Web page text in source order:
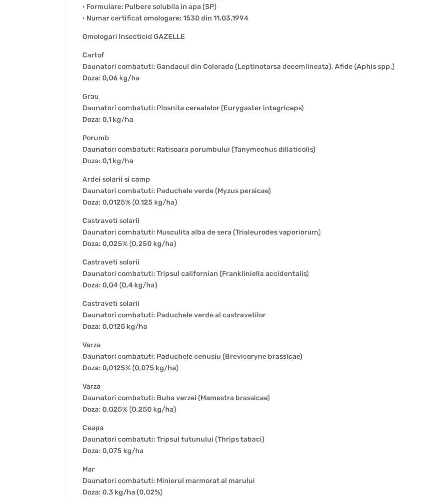
• Formulare: Pulbere solubila in apa (SP)
• Numar certificat omologare: 1530 din 11.03.1994
Omologari Insecticid GAZELLE
Cartof
Daunatori combatuti: Gandacul din Colorado (Leptinotarsa decemlineata), Afide (Aphis spp.)
Doza: 0,06 kg/ha
Grau
Daunatori combatuti: Plosnita cerealelor (Eurygaster integriceps)
Doza: 0,1 kg/ha
Porumb
Daunatori combatuti: Ratisoara porumbului (Tanymechus dillaticolis)
Doza: 0,1 kg/ha
Ardei solarii si camp
Daunatori combatuti: Paduchele verde (Myzus persicae)
Doza: 0,0125% (0,125 kg/ha)
Castraveti solarii
Daunatori combatuti: Musculita alba de sera (Trialeurodes vaporiorum)
Doza: 0,025% (0,250 kg/ha)
Castraveti solarii
Daunatori combatuti: Tripsul californian (Frankliniella accidentalis)
Doza: 0,04 (0,4 kg/ha)
Castraveti solarii
Daunatori combatuti: Paduchele verde al castravetilor
Doza: 0,0125 kg/ha
Varza
Daunatori combatuti: Paduchele cenusiu (Brevicoryne brassicae)
Doza: 0,0125% (0,075 kg/ha)
Varza
Daunatori combatuti: Buha verzei (Mamestra brassicae)
Doza: 0,025% (0,250 kg/ha)
Ceapa
Daunatori combatuti: Tripsul tutunului (Thrips tabaci)
Doza: 0,075 kg/ha
Mar
Daunatori combatuti: Minierul marmorat al marului
Doza: 0.3 kg/ha (0,02%)